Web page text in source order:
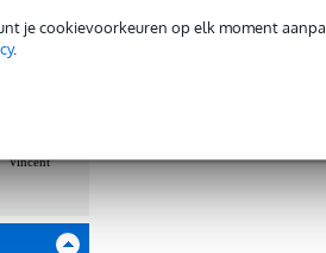
je cookievoorkeuren op elk moment
.
Vincent